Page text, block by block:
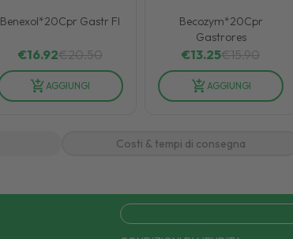
Benexol*20Cpr Gastr Fl
€16.92€20.50
AGGIUNGI
Becozym*20Cpr
Gastrores
€13.25€15.90
AGGIUNGI
Costi & tempi di consegna